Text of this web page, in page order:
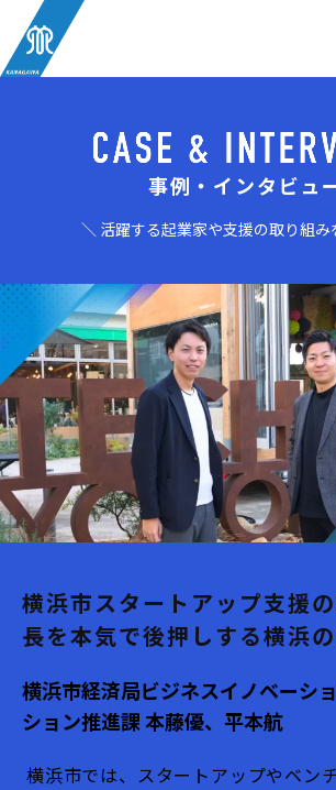
事例・インタビュ
＼ 活躍する起業家や支援の取り組み
横浜市スタートアップ支援
長を本気で後押しする横浜
横浜市経済局ビジネスイノベーシ
ション推進課 本藤優、平本航
横浜市では、スタートアップやベン